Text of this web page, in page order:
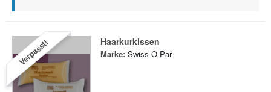
Verpasst! Haarkurkissen
Marke: Swiss O Par